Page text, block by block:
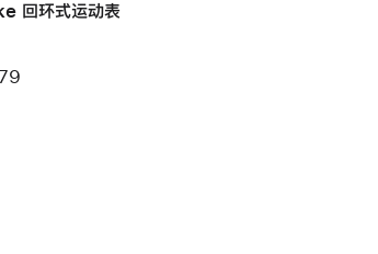
回环式运动表